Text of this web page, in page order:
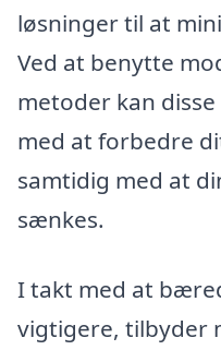
løsninger til at
Ved at benytte
metoder kan
med at forbedre
samtidig med at
sænkes.
I takt med at
vigtigere, tilbyder